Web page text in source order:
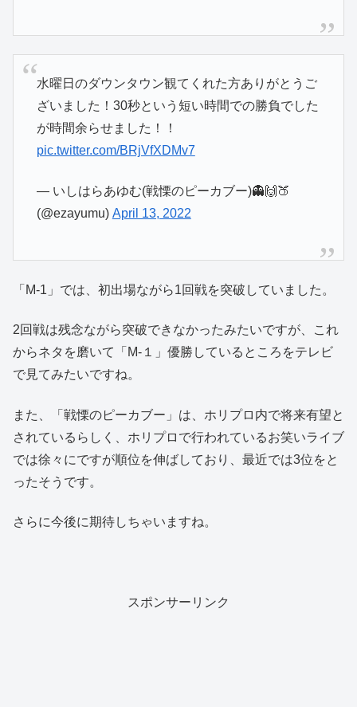
水曜日のダウンタウン観てくれた方ありがとうご
ざいました！30秒という短い時間での勝負でした
が時間余らせました！！
pic.twitter.com/BRjVfXDMv7
— いしはらあゆむ(戦慄のピーカブー)👻🙌🍑
(@ezayumu) April 13, 2022
「M-1」では、初出場ながら1回戦を突破していました。
2回戦は残念ながら突破できなかったみたいですが、これ
からネタを磨いて「M-１」優勝しているところをテレビ
で見てみたいですね。
また、「戦慄のピーカブー」は、ホリプロ内で将来有望と
されているらしく、ホリプロで行われているお笑いライブ
では徐々にですが順位を伸ばしており、最近では3位をと
ったそうです。
さらに今後に期待しちゃいますね。
スポンサーリンク